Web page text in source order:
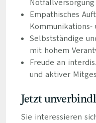
Notfallversorgung
Empathisches
Selbstständige
mit hohem
Freude an
und aktiver
Jetzt
Sie interessieren